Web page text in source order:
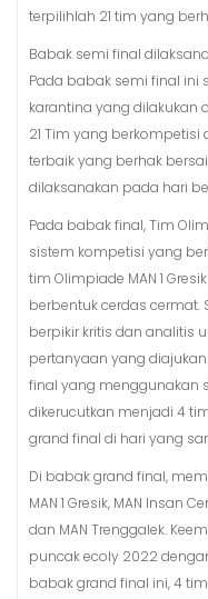
terpilihlah 21 tim yang
Babak semi final
Pada babak semi final ini
karantina yang dilakukan
21 Tim yang
terbaik yang berhak
dilaksanakan pada hari
Pada babak final, Tim
sistem kompetisi yang
tim Olimpiade MAN 1
berbentuk cerdas cermat.
berpikir kritis dan analitis
pertanyaan yang
final yang menggunakan
dikerucutkan menjadi 4
grand final di hari yang
Di babak grand final,
MAN 1 Gresik, MAN Insan
dan MAN Trenggalek.
puncak ecoly 2022
babak grand final ini, 4